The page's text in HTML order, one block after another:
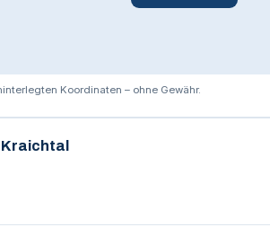
Koordinaten – ohne Gewähr.